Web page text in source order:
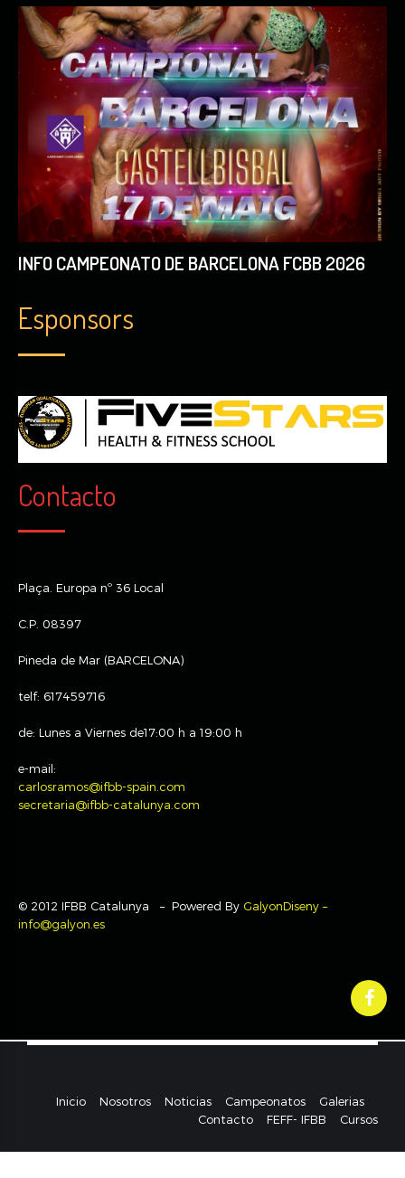
INFO CAMPEONATO DE BARCELONA FCBB 2026
Esponsors
Contacto
Plaça. Europa nº 36 Local
C.P. 08397
Pineda de Mar (BARCELONA)
telf: 617459716
de: Lunes a Viernes de17:00 h a 19:00 h
e-mail:
carlosramos@ifbb-spain.com
secretaria@ifbb-catalunya.com
© 2012 IFBB Catalunya – Powered By GalyonDiseny –
info@galyon.es
Inicio Nosotros Noticias Campeonatos
Galerias
Contacto
FEFF- IFBB Cursos